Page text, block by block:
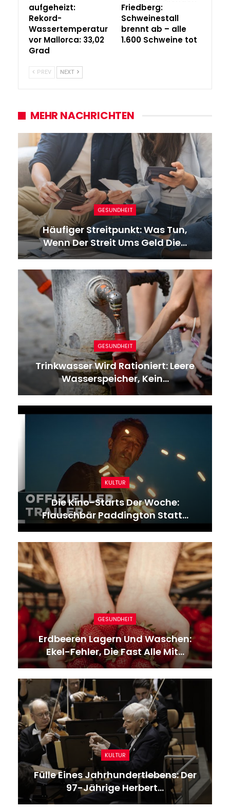
aufgeheizt:
Rekord-
Wassertemperatur
vor Mallorca: 33,02
Grad
Friedberg:
Schweinestall
brennt ab – alle
1.600 Schweine tot
PREV NEXT
MEHR NACHRICHTEN
GESUNDHEIT
Häufiger Streitpunkt: Was Tun,
Wenn Der Streit Ums Geld Die…
GESUNDHEIT
Trinkwasser Wird Rationiert: Leere
Wasserspeicher, Kein…
KULTUR
Die Kino-Starts Der Woche:
Flauschbär Paddington Statt…
GESUNDHEIT
Erdbeeren Lagern Und Waschen:
Ekel-Fehler, Die Fast Alle Mit…
KULTUR
Fülle Eines Jahrhundertlebens: Der
97-Jährige Herbert…